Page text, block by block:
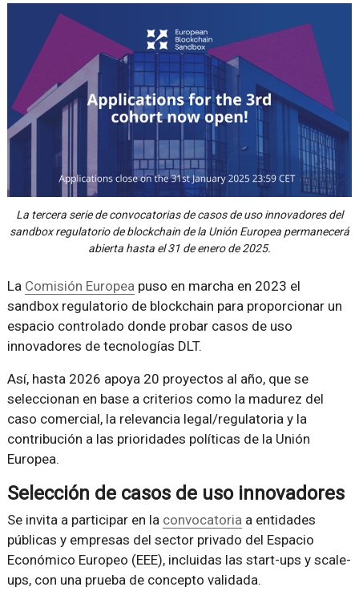
La tercera serie de convocatorias de casos de uso innovadores del
sandbox regulatorio de blockchain de la Unión Europea permanecerá
abierta hasta el 31 de enero de 2025.
La Comisión Europea puso en marcha en 2023 el
sandbox regulatorio de blockchain para proporcionar un
espacio controlado donde probar casos de uso
innovadores de tecnologías DLT.
Así, hasta 2026 apoya 20 proyectos al año, que se
seleccionan en base a criterios como la madurez del
caso comercial, la relevancia legal/regulatoria y la
contribución a las prioridades políticas de la Unión
Europea.
Selección de casos de uso innovadores
Se invita a participar en la convocatoria a entidades
públicas y empresas del sector privado del Espacio
Económico Europeo (EEE), incluidas las start-ups y scale-
ups, con una prueba de concepto validada.